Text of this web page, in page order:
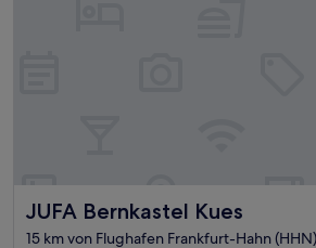
JUFA Bernkastel Kues
JUFA Bernkastel Kues
15 km von Flughafen Frankfurt-Hahn